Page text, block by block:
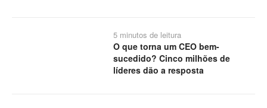
5 minutos de leitura
O que torna um CEO bem-
sucedido? Cinco milhões de
líderes dão a resposta